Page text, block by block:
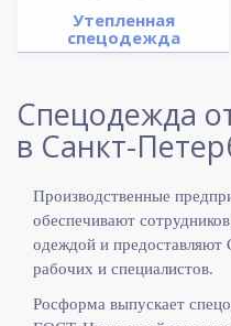
Утепленная
спецодежда
Спецодежда
в Санкт-
Производственные
обеспечивают
одеждой и предоставляют
рабочих и специалистов.
Росформа выпускает